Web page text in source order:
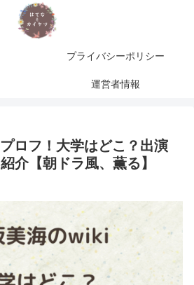
プライバシーポリシー
運営者情報
ロフ！大学はどこ？出演
介【朝ドラ風、薫る】